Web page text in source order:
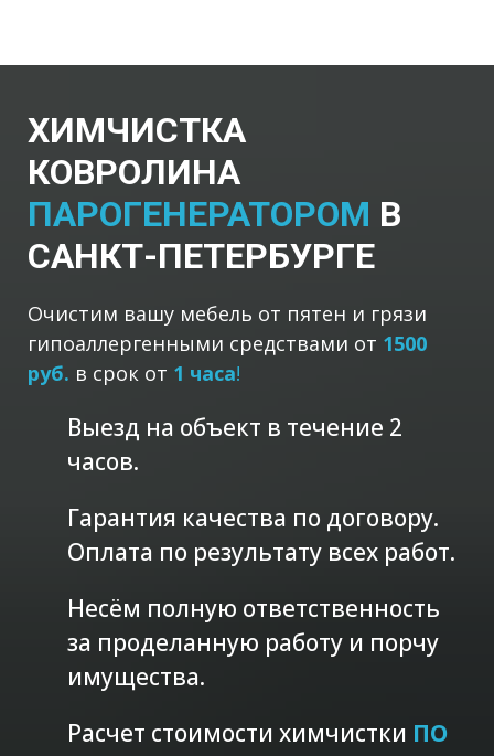
ХИМЧИСТКА
КОВРОЛИНА
ПАРОГЕНЕРАТОРОМ В
САНКТ-ПЕТЕРБУРГЕ
Очистим вашу мебель от пятен и грязи
гипоаллергенными средствами от 1500
руб. в срок от 1 часа!
Выезд на объект в течение 2
часов.
Гарантия качества по договору.
Оплата по результату всех работ.
Несём полную ответственность
за проделанную работу и порчу
имущества.
Расчет стоимости химчистки ПО